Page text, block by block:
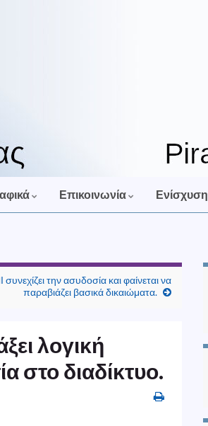
Επικοινωνία Ενίσχυση
την ασυδοσία και φαίνεται να
παραβιάζει βασικά δικαιώματα.
λογική
στο διαδίκτυο.